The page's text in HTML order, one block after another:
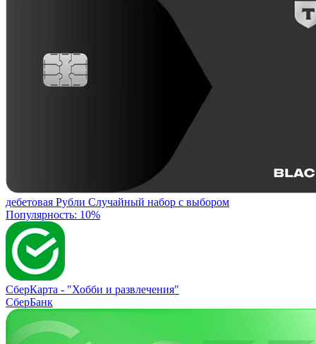
дебетовая Рубли Случайный набор с выбором
Популярность: 10%
СберКарта - "Хобби и развлечения"
СберБанк